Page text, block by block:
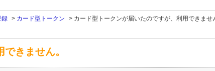
録 > カード型トークン > カード型トークンが届いたのですが、利用できませ
きません。